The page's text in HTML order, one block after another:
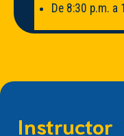
De 8:30 p.m. a
Instructor